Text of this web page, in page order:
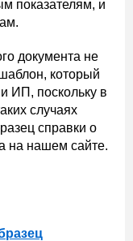
показателям, и
документа не
который
ИП, поскольку в
случаях
справки о
на нашем сайте.